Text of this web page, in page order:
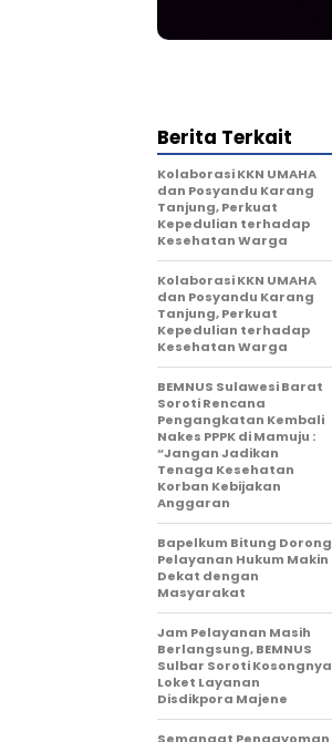
Berita Terkait
Kolaborasi KKN UMAHA
dan Posyandu Karang
Tanjung, Perkuat
Kepedulian terhadap
Kesehatan Warga
Kolaborasi KKN UMAHA
dan Posyandu Karang
Tanjung, Perkuat
Kepedulian terhadap
Kesehatan Warga
BEMNUS Sulawesi Barat
Soroti Rencana
Pengangkatan Kembali
Nakes PPPK di Mamuju :
“Jangan Jadikan
Tenaga Kesehatan
Korban Kebijakan
Anggaran
Bapelkum Bitung Dorong
Pelayanan Hukum Makin
Dekat dengan
Masyarakat
Jam Pelayanan Masih
Berlangsung, BEMNUS
Sulbar Soroti Kosongnya
Loket Layanan
Disdikpora Majene